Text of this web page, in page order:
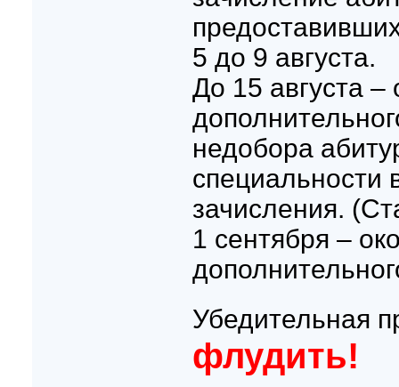
5 до 9 августа.
До 15 августа –
недобора
специальности
зачисления.
1 сентября –
Убедительная
флудить!